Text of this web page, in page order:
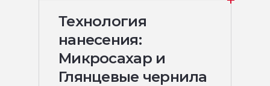
Технология
нанесения:
Микросахар и
Глянцевые чернила